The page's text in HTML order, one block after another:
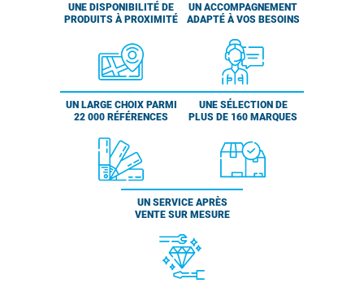
UNE DISPONIBILITÉ DE
PRODUITS À PROXIMITÉ
UN ACCOMPAGNEMENT
ADAPTÉ À VOS BESOINS
UN LARGE CHOIX PARMI
22 000 RÉFÉRENCES
UNE SÉLECTION DE
PLUS DE 160 MARQUES
UN SERVICE APRÈS
VENTE SUR MESURE